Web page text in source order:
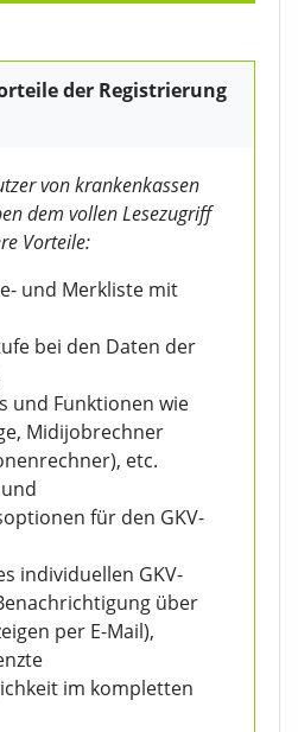
der Registrierung
von krankenkassen
dem vollen Lesezugriff
Vorteile:
und Merkliste mit
bei den Daten der
und Funktionen wie
Midijobrechner
etc.
für den GKV-
individuellen GKV-
über
per E-Mail),
im kompletten